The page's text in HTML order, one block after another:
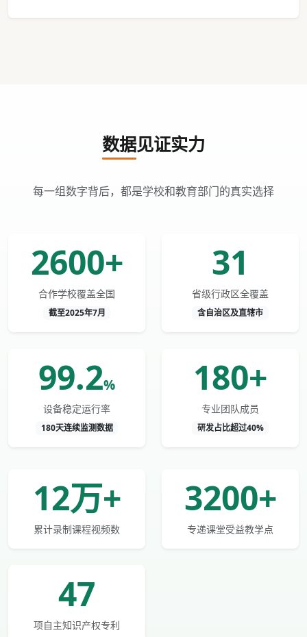
数据见证实力
每一组数字背后，都是学校和教育部门的真实选择
2600+
合作学校覆盖全国
截至2025年7月
31
省级行政区全覆盖
含自治区及直辖市
99.2%
设备稳定运行率
180天连续监测数据
180+
专业团队成员
研发占比超过40%
12万+
累计录制课程视频数
3200+
专递课堂受益教学点
47
项自主知识产权专利